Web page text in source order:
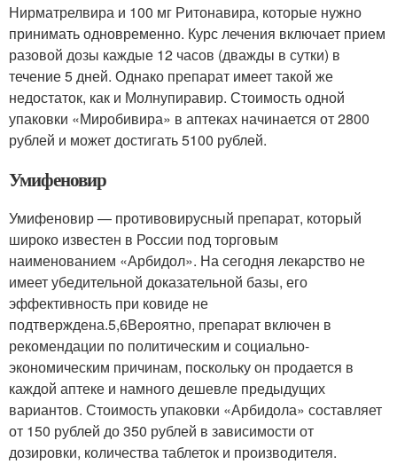
Нирматрелвира и 100 мг Ритонавира, которые нужно
принимать одновременно. Курс лечения включает прием
разовой дозы каждые 12 часов (дважды в сутки) в
течение 5 дней. Однако препарат имеет такой же
недостаток, как и Молнупиравир. Стоимость одной
упаковки «Миробивира» в аптеках начинается от 2800
рублей и может достигать 5100 рублей.
Умифеновир
Умифеновир — противовирусный препарат, который
широко известен в России под торговым
наименованием «Арбидол». На сегодня лекарство не
имеет убедительной доказательной базы, его
эффективность при ковиде не
подтверждена.5,6Вероятно, препарат включен в
рекомендации по политическим и социально-
экономическим причинам, поскольку он продается в
каждой аптеке и намного дешевле предыдущих
вариантов. Стоимость упаковки «Арбидола» составляет
от 150 рублей до 350 рублей в зависимости от
дозировки, количества таблеток и производителя.